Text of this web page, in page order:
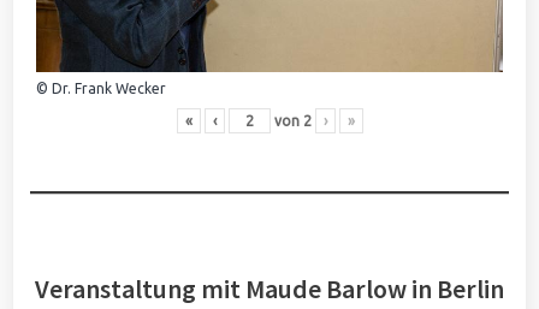
© Dr. Frank Wecker
« ‹ von 2 › »
Veranstaltung mit Maude Barlow in Berlin